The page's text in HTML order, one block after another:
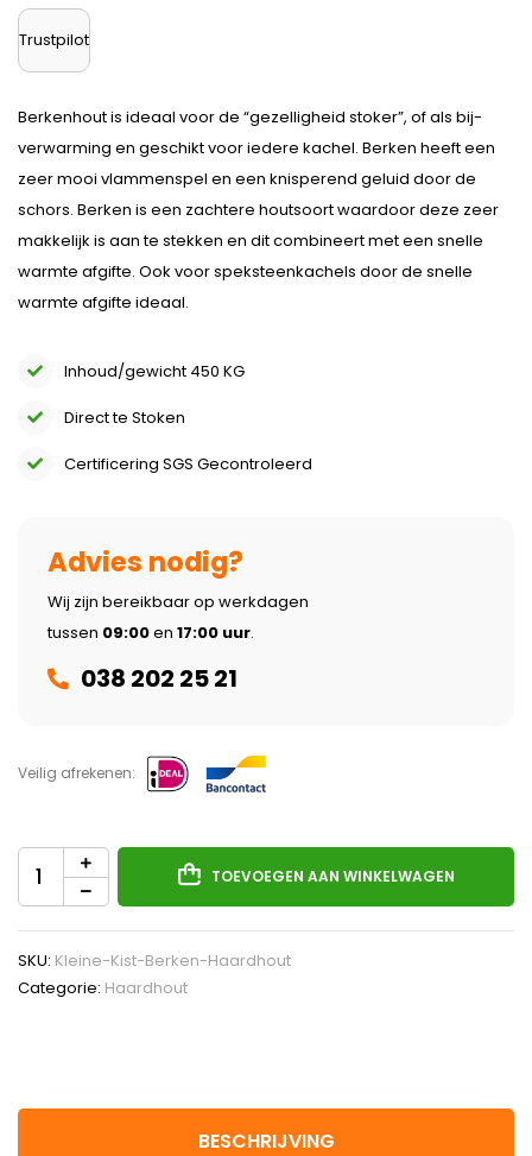
Trustpilot
Berkenhout is ideaal voor de “gezelligheid stoker”, of als bij-
verwarming en geschikt voor iedere kachel. Berken heeft een
zeer mooi vlammenspel en een knisperend geluid door de
schors. Berken is een zachtere houtsoort waardoor deze zeer
makkelijk is aan te stekken en dit combineert met een snelle
warmte afgifte. Ook voor speksteenkachels door de snelle
warmte afgifte ideaal.
Inhoud/gewicht 450 KG
Direct te Stoken
Certificering SGS Gecontroleerd
Advies nodig?
Wij zijn bereikbaar op werkdagen
tussen 09:00en 17:00 uur.
038 202 25 21
Veilig afrekenen:
TOEVOEGEN AAN WINKELWAGEN
SKU: Kleine-Kist-Berken-Haardhout
Categorie: Haardhout
BESCHRIJVING